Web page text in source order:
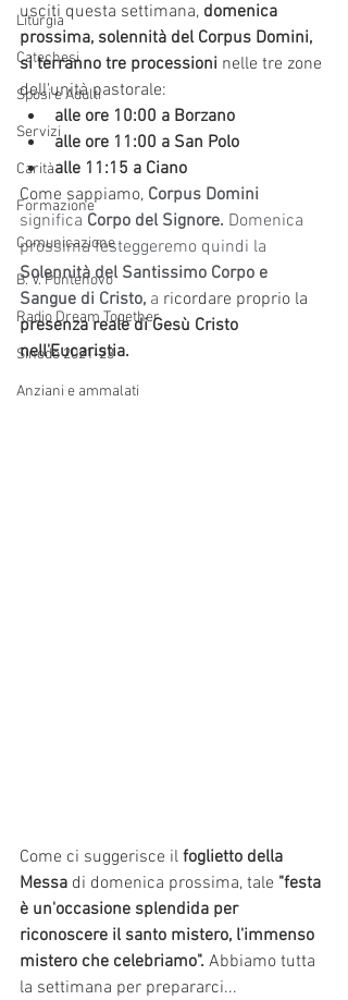
Liturgia
Catechesi
Sposi e Adulti
Servizi
Carità
Formazione
Comunicazione
B. V. Pontenovo
Radio Dream Together
Sinodo 2021-23
Anziani e ammalati
usciti questa settimana, domenica
prossima, solennità del Corpus Domini,
si terranno tre processioni nelle tre zone
dell'unità pastorale:
alle ore 10:00 a Borzano
alle ore 11:00 a San Polo
alle 11:15 a Ciano
Come sappiamo, Corpus Domini
significa Corpo del Signore. Domenica
prossima festeggeremo quindi la
Solennità del Santissimo Corpo e
Sangue di Cristo, a ricordare proprio la
presenza reale di Gesù Cristo
nell'Eucaristia.
Come ci suggerisce il foglietto della
Messa di domenica prossima, tale "festa
è un'occasione splendida per
riconoscere il santo mistero, l'immenso
mistero che celebriamo". Abbiamo tutta
la settimana per prepararci...